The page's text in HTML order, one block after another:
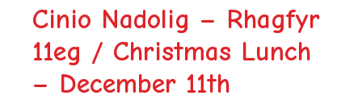
Cinio Nadolig – Rhagfyr
11eg / Christmas Lunch
– December 11th